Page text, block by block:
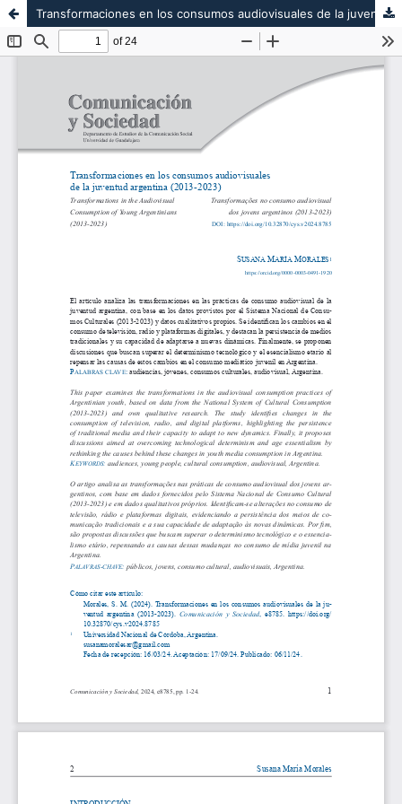
Transformaciones en los consumos audiovisuales de la juventud argentina (2013-2023)